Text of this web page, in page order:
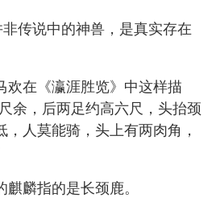
非传说中的神兽，是真实存在
欢在《瀛涯胜览》中这样描
余，后两足约高六尺，头抬颈
人莫能骑，头上有两肉角，
麟指的是长颈鹿。